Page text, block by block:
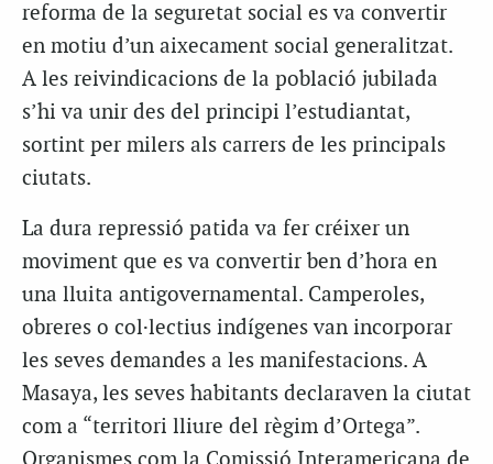
reforma de la seguretat social es va convertir
en motiu d’un aixecament social generalitzat.
A les reivindicacions de la població jubilada
s’hi va unir des del principi l’estudiantat,
sortint per milers als carrers de les principals
ciutats.
La dura repressió patida va fer créixer un
moviment que es va convertir ben d’hora en
una lluita antigovernamental. Camperoles,
obreres o col·lectius indígenes van incorporar
les seves demandes a les manifestacions. A
Masaya, les seves habitants declaraven la ciutat
com a “territori lliure del règim d’Ortega”.